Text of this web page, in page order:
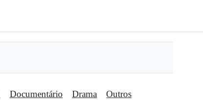
Documentário Drama Outros